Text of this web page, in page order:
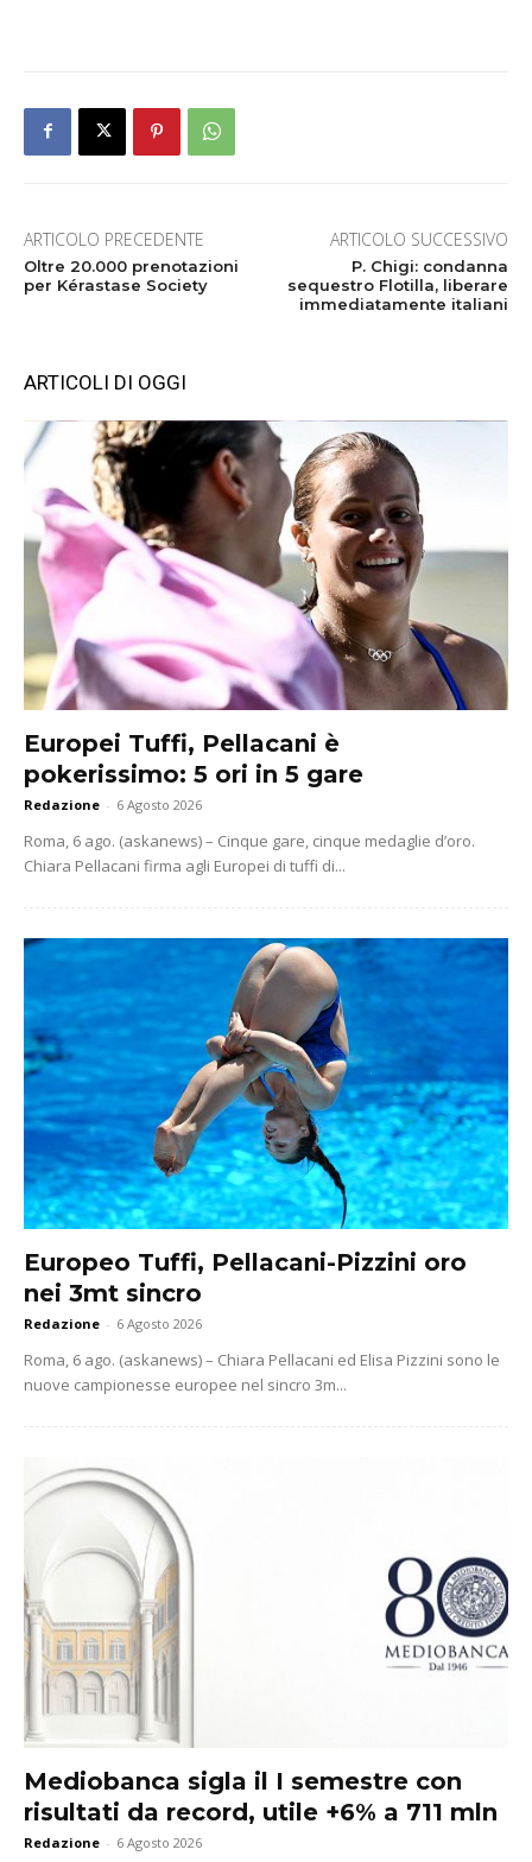
ARTICOLO PRECEDENTE
Oltre 20.000 prenotazioni
per Kérastase Society
ARTICOLO SUCCESSIVO
P. Chigi: condanna
sequestro Flotilla, liberare
immediatamente italiani
ARTICOLI DI OGGI
Europei Tuffi, Pellacani è
pokerissimo: 5 ori in 5 gare
Redazione - 6 Agosto 2026
Roma, 6 ago. (askanews) – Cinque gare, cinque medaglie d’oro.
Chiara Pellacani firma agli Europei di tuffi di...
Europeo Tuffi, Pellacani-Pizzini oro
nei 3mt sincro
Redazione - 6 Agosto 2026
Roma, 6 ago. (askanews) – Chiara Pellacani ed Elisa Pizzini sono le
nuove campionesse europee nel sincro 3m...
Mediobanca sigla il I semestre con
risultati da record, utile +6% a 711 mln
Redazione - 6 Agosto 2026